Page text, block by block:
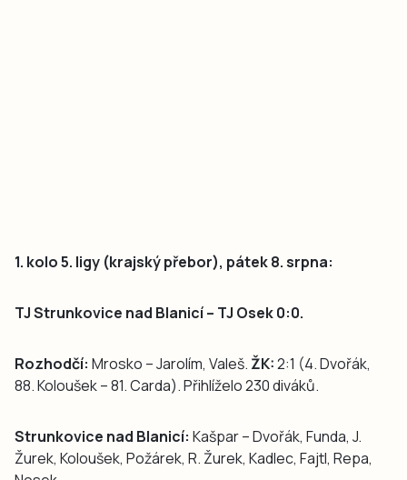
1. kolo 5. ligy (krajský přebor), pátek 8. srpna:
TJ Strunkovice nad Blanicí – TJ Osek 0:0.
Rozhodčí: Mrosko – Jarolím, Valeš. ŽK:2:1 (4. Dvořák,
88. Koloušek – 81. Carda). Přihlíželo 230 diváků.
Strunkovice nad Blanicí: Kašpar – Dvořák, Funda, J.
Žurek, Koloušek, Požárek, R. Žurek, Kadlec, Fajtl, Repa,